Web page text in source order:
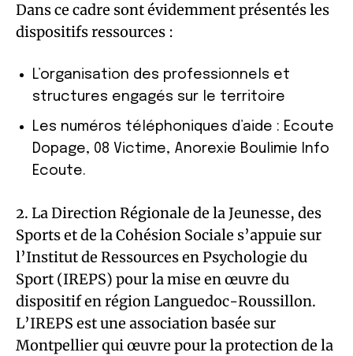
Dans ce cadre sont évidemment présentés les
dispositifs ressources :
L’organisation des professionnels et
structures engagés sur le territoire
Les numéros téléphoniques d’aide : Ecoute
Dopage, 08 Victime, Anorexie Boulimie Info
Ecoute.
2. La Direction Régionale de la Jeunesse, des
Sports et de la Cohésion Sociale s’appuie sur
l’Institut de Ressources en Psychologie du
Sport (IREPS) pour la mise en œuvre du
dispositif en région Languedoc-Roussillon.
L’IREPS est une association basée sur
Montpellier qui œuvre pour la protection de la